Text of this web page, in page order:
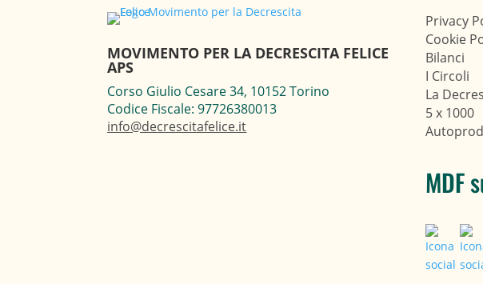
MOVIMENTO PER LA DECRESCITA FELICE
APS
Corso Giulio Cesare 34, 10152 Torino
Codice Fiscale: 97726380013
info@decrescitafelice.it
Privacy
Cookie
Bilanci
I Circoli
La
5 x 1000
MDF